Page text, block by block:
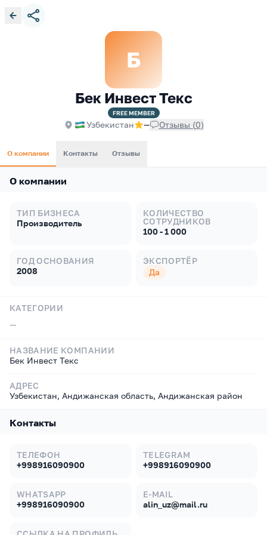
Б
Бек Инвест Текс
FREEMEMBER
Узбекистан — Отзывы (0)
О компании Контакты Отзывы
О компании
ТИП БИЗНЕСА
Производитель
КОЛИЧЕСТВО
СОТРУДНИКОВ
100 - 1 000
ГОД ОСНОВАНИЯ
2008
ЭКСПОРТЁР
Да
КАТЕГОРИИ
—
НАЗВАНИЕ КОМПАНИИ
Бек Инвест Текс
АДРЕС
Узбекистан, Андижанская область, Андижанская район
Контакты
ТЕЛЕФОН
+998916090900
TELEGRAM
+998916090900
WHATSAPP
+998916090900
E-MAIL
alin_uz@mail.ru